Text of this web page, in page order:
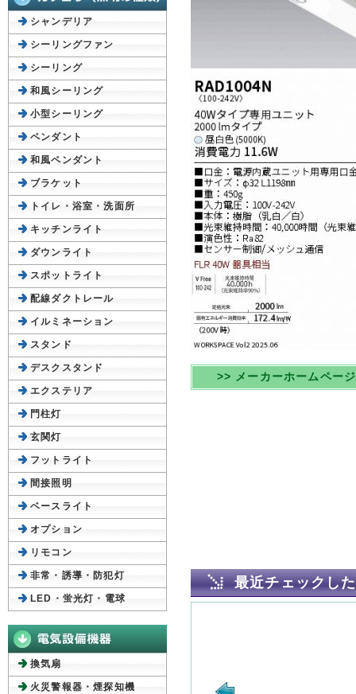
>> メーカーホームペー
最近チェックし
シャンデリア
シーリングファン
シーリング
和風シーリング
小型シーリング
ペンダント
和風ペンダント
ブラケット
トイレ・浴室・洗面所
キッチンライト
ダウンライト
スポットライト
配線ダクトレール
イルミネーション
スタンド
デスクスタンド
エクステリア
門柱灯
玄関灯
フットライト
間接照明
ベースライト
オプション
リモコン
非常・誘導・防犯灯
LED・蛍光灯・電球
換気扇
火災警報器・煙探知機